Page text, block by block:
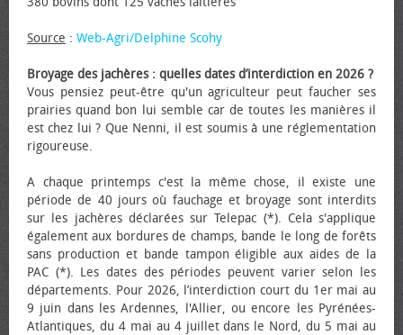
Source : Web-Agri/Delphine Scohy
Broyage des jachères : quelles dates d’interdiction en 2026 ?
Vous pensiez peut-être qu'un agriculteur peut faucher ses
prairies quand bon lui semble car de toutes les manières il
est chez lui ? Que Nenni, il est soumis à une réglementation
rigoureuse.
A chaque printemps c'est la même chose, il existe une
période de 40 jours où fauchage et broyage sont interdits
sur les jachères déclarées sur Telepac (*). Cela s'applique
également aux bordures de champs, bande le long de forêts
sans production et bande tampon éligible aux aides de la
PAC (*). Les dates des périodes peuvent varier selon les
départements. Pour 2026, l’interdiction court du 1er mai au
9 juin dans les Ardennes, l'Allier, ou encore les Pyrénées-
Atlantiques, du 4 mai au 4 juillet dans le Nord, du 5 mai au